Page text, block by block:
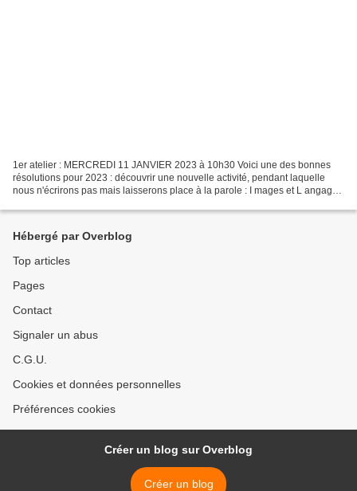
1er atelier : MERCREDI 11 JANVIER 2023 à 10h30 Voici une des bonnes
résolutions pour 2023 : découvrir une nouvelle activité, pendant laquelle
nous n'écrirons pas mais laisserons place à la parole : I mages et L angage
Hébergé par Overblog
Top articles
Pages
Contact
Signaler un abus
C.G.U.
Cookies et données personnelles
Préférences cookies
Créer un blog sur Overblog
Créer un blog